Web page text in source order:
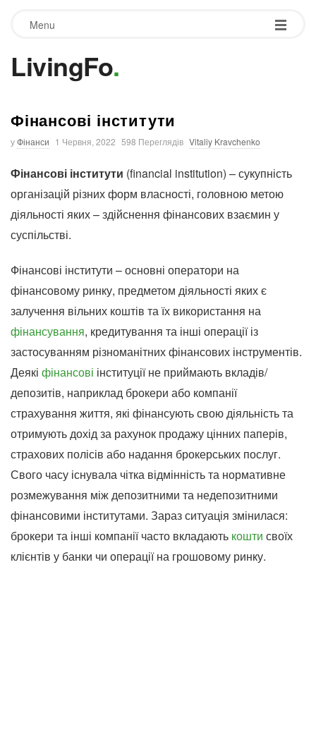
Menu
LivingFo.
Фінансові інститути
уФінанси 1 Червня, 2022 598 Переглядів Vitaliy Kravchenko
Фінансові інститути (financial institution) – сукупність
організацій різних форм власності, головною метою
діяльності яких – здійснення фінансових взаємин у
суспільстві.
Фінансові інститути – основні оператори на
фінансовому ринку, предметом діяльності яких є
залучення вільних коштів та їх використання на
фінансування, кредитування та інші операції із
застосуванням різноманітних фінансових інструментів.
Деякі фінансові інституції не приймають вкладів/
депозитів, наприклад брокери або компанії
страхування життя, які фінансують свою діяльність та
отримують дохід за рахунок продажу цінних паперів,
страхових полісів або надання брокерських послуг.
Свого часу існувала чітка відмінність та нормативне
розмежування між депозитними та недепозитними
фінансовими інститутами. Зараз ситуація змінилася:
брокери та інші компанії часто вкладають кошти своїх
клієнтів у банки чи операції на грошовому ринку.